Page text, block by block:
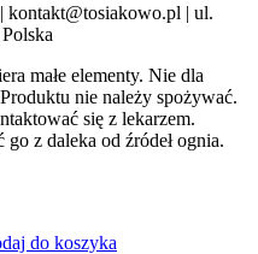
kontakt@tosiakowo.pl | ul.
małe elementy. Nie dla
nie należy spożywać.
się z lekarzem.
z daleka od źródeł ognia.
do koszyka